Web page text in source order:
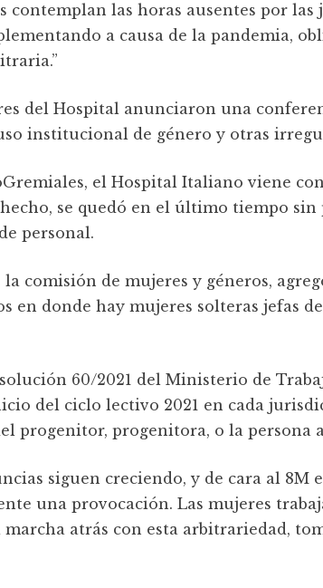
contemplan las horas ausentes por las
a causa de la pandemia,
del Hospital anunciaron una
institucional de género y otras
el Hospital Italiano viene
se quedó en el último tiempo
personal.
comisión de mujeres y géneros,
en donde hay mujeres solteras jefas
60/2021 del Ministerio de
del ciclo lectivo 2021 en cada
progenitor, progenitora, o la persona
siguen creciendo, y de cara al 8M
una provocación. Las mujeres
atrás con esta arbitrariedad,